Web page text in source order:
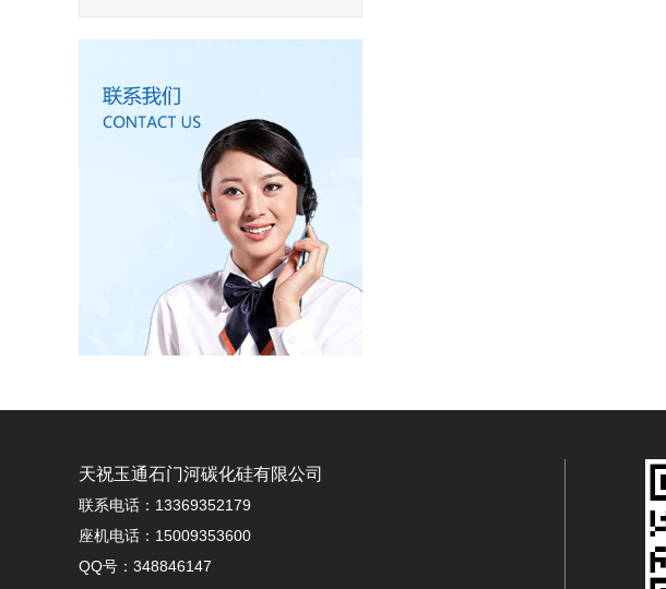
天祝玉通石门河碳化硅有限公司
联系电话：13369352179
座机电话：15009353600
QQ号：348846147